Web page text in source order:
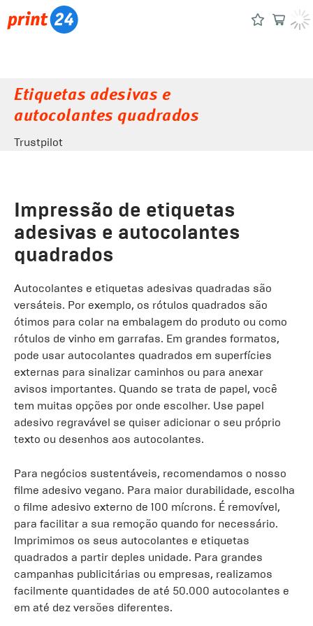
Etiquetas adesivas e
autocolantes quadrados
Trustpilot
Impressão de etiquetas
adesivas e autocolantes
quadrados
Autocolantes e etiquetas adesivas quadradas são
versáteis. Por exemplo, os rótulos quadrados são
ótimos para colar na embalagem do produto ou como
rótulos de vinho em garrafas. Em grandes formatos,
pode usar autocolantes quadrados em superfícies
externas para sinalizar caminhos ou para anexar
avisos importantes. Quando se trata de papel, você
tem muitas opções por onde escolher. Use papel
adesivo regravável se quiser adicionar o seu próprio
texto ou desenhos aos autocolantes.
Para negócios sustentáveis, recomendamos o nosso
filme adesivo vegano. Para maior durabilidade, escolha
o filme adesivo externo de 100 mícrons. É removível,
para facilitar a sua remoção quando for necessário.
Imprimimos os seus autocolantes e etiquetas
quadrados a partir deples unidade. Para grandes
campanhas publicitárias ou empresas, realizamos
facilmente quantidades de até 50.000 autocolantes e
em até dez versões diferentes.